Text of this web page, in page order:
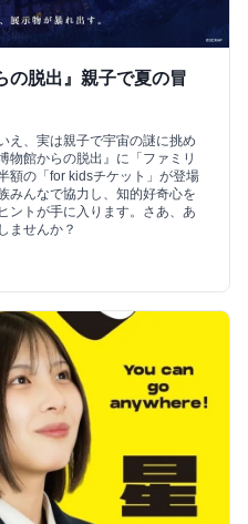
の脱出』親子で夏の冒
え、実は親子で宇宙の謎に挑め
物館からの脱出』に「ファミリ
額の「for kidsチケット」が登場
みんなで協力し、知的好奇心を
ントが手に入ります。さあ、あ
ませんか？